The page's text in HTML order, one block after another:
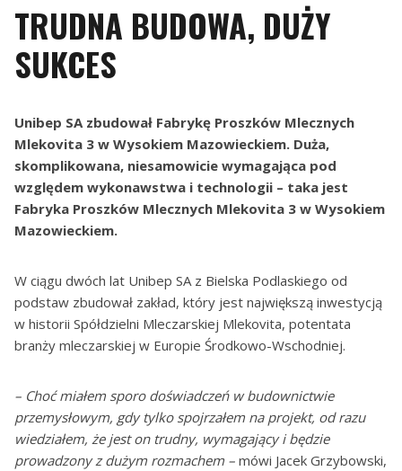
TRUDNA BUDOWA, DUŻY
SUKCES
Unibep SA zbudował Fabrykę Proszków Mlecznych
Mlekovita 3 w Wysokiem Mazowieckiem. Duża,
skomplikowana, niesamowicie wymagająca pod
względem wykonawstwa i technologii – taka jest
Fabryka Proszków Mlecznych Mlekovita 3 w Wysokiem
Mazowieckiem.
W ciągu dwóch lat Unibep SA z Bielska Podlaskiego od
podstaw zbudował zakład, który jest największą inwestycją
w historii Spółdzielni Mleczarskiej Mlekovita, potentata
branży mleczarskiej w Europie Środkowo-Wschodniej.
– Choć miałem sporo doświadczeń w budownictwie
przemysłowym, gdy tylko spojrzałem na projekt, od razu
wiedziałem, że jest on trudny, wymagający i będzie
prowadzony z dużym rozmachem – mówi Jacek Grzybowski,